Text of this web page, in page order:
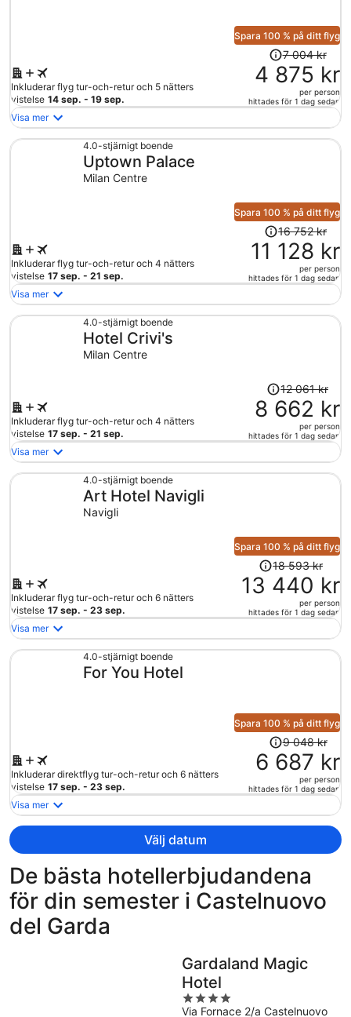
Spara 100 % på ditt flyg
Inkluderar flyg tur-och-retur och 5 nätters
vistelse 14 sep. - 19 sep.
Priset
var
7
004 kr
är
person
7 004 kr
4 875 kr
per person
hittades för 1 dag sedan
Visa mer
4.0-stjärnigt boende
Uptown Palace
Milan Centre
Spara 100 % på ditt flyg
Inkluderar flyg tur-och-retur och 4 nätters
vistelse 17 sep. - 21 sep.
Priset
var
16
752 kr
är
person
16 752 kr
11 128 kr
per person
hittades för 1 dag sedan
Visa mer
4.0-stjärnigt boende
Hotel Crivi's
Milan Centre
Inkluderar flyg tur-och-retur och 4 nätters
vistelse 17 sep. - 21 sep.
Priset
var
12
061 kr
är
person
12 061 kr
8 662 kr
per person
hittades för 1 dag sedan
Visa mer
4.0-stjärnigt boende
Art Hotel Navigli
Navigli
Spara 100 % på ditt flyg
Inkluderar flyg tur-och-retur och 6 nätters
vistelse 17 sep. - 23 sep.
Priset
var
18
593 kr
är
person
18 593 kr
13 440 kr
per person
hittades för 1 dag sedan
Visa mer
4.0-stjärnigt boende
For You Hotel
Spara 100 % på ditt flyg
Inkluderar direktflyg tur-och-retur och 6 nätters
vistelse 17 sep. - 23 sep.
Priset
var
9
048 kr
är
687 kr
per
person
9 048 kr
6 687 kr
per person
hittades för 1 dag sedan
Visa mer
Välj datum
De bästa hotellerbjudandena
för din semester i Castelnuovo
del Garda
Gardaland Magic
Hotel
4
Via Fornace 2/a Castelnuovo